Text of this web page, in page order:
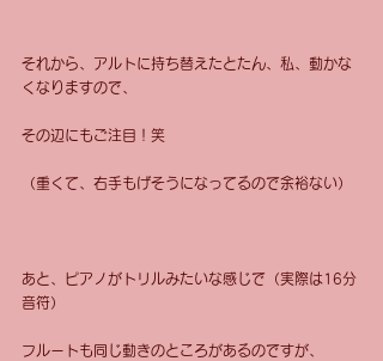
それから、アルトに持ち替えたとたん、私、動かな
くなりますので、
その辺にもご注目！笑
（重くて、右手もげそうになってるので余裕ない）
あと、ピアノがトリルみたいな感じで（実際は16分
音符）
フルートも同じ動きのところがあるのですが、